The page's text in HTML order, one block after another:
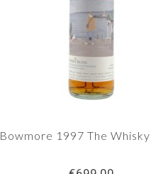
Bowmore 1997 The